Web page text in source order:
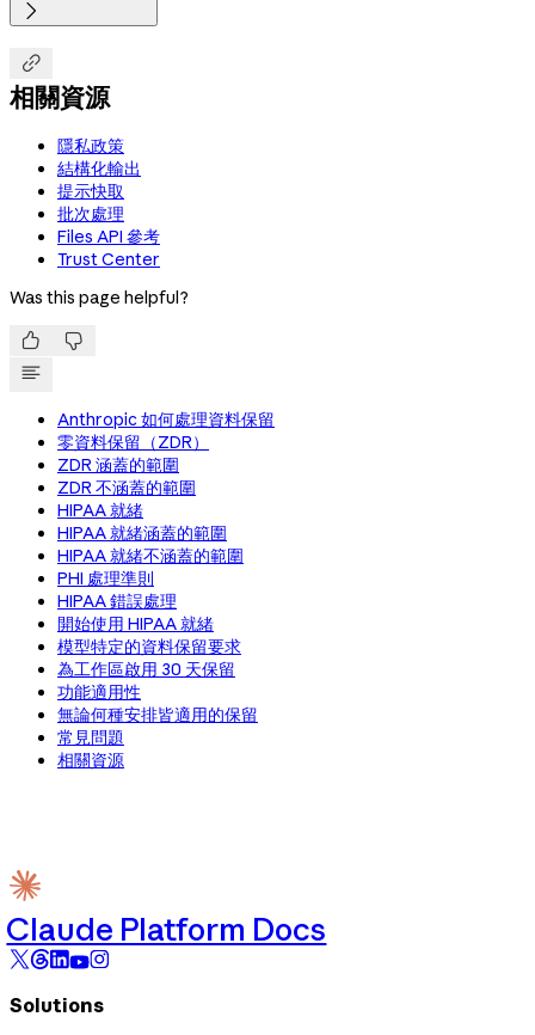


相關資源
隱私政策
結構化輸出
提示快取
批次處理
Files API 參考
Trust Center
Was this page helpful?
 
Anthropic 如何處理資料保留
零資料保留（ZDR）
ZDR 涵蓋的範圍
ZDR 不涵蓋的範圍
HIPAA 就緒
HIPAA 就緒涵蓋的範圍
HIPAA 就緒不涵蓋的範圍
PHI 處理準則
HIPAA 錯誤處理
開始使用 HIPAA 就緒
模型特定的資料保留要求
為工作區啟用 30 天保留
功能適用性
無論何種安排皆適用的保留
常見問題
相關資源
Claude Platform Docs
Solutions